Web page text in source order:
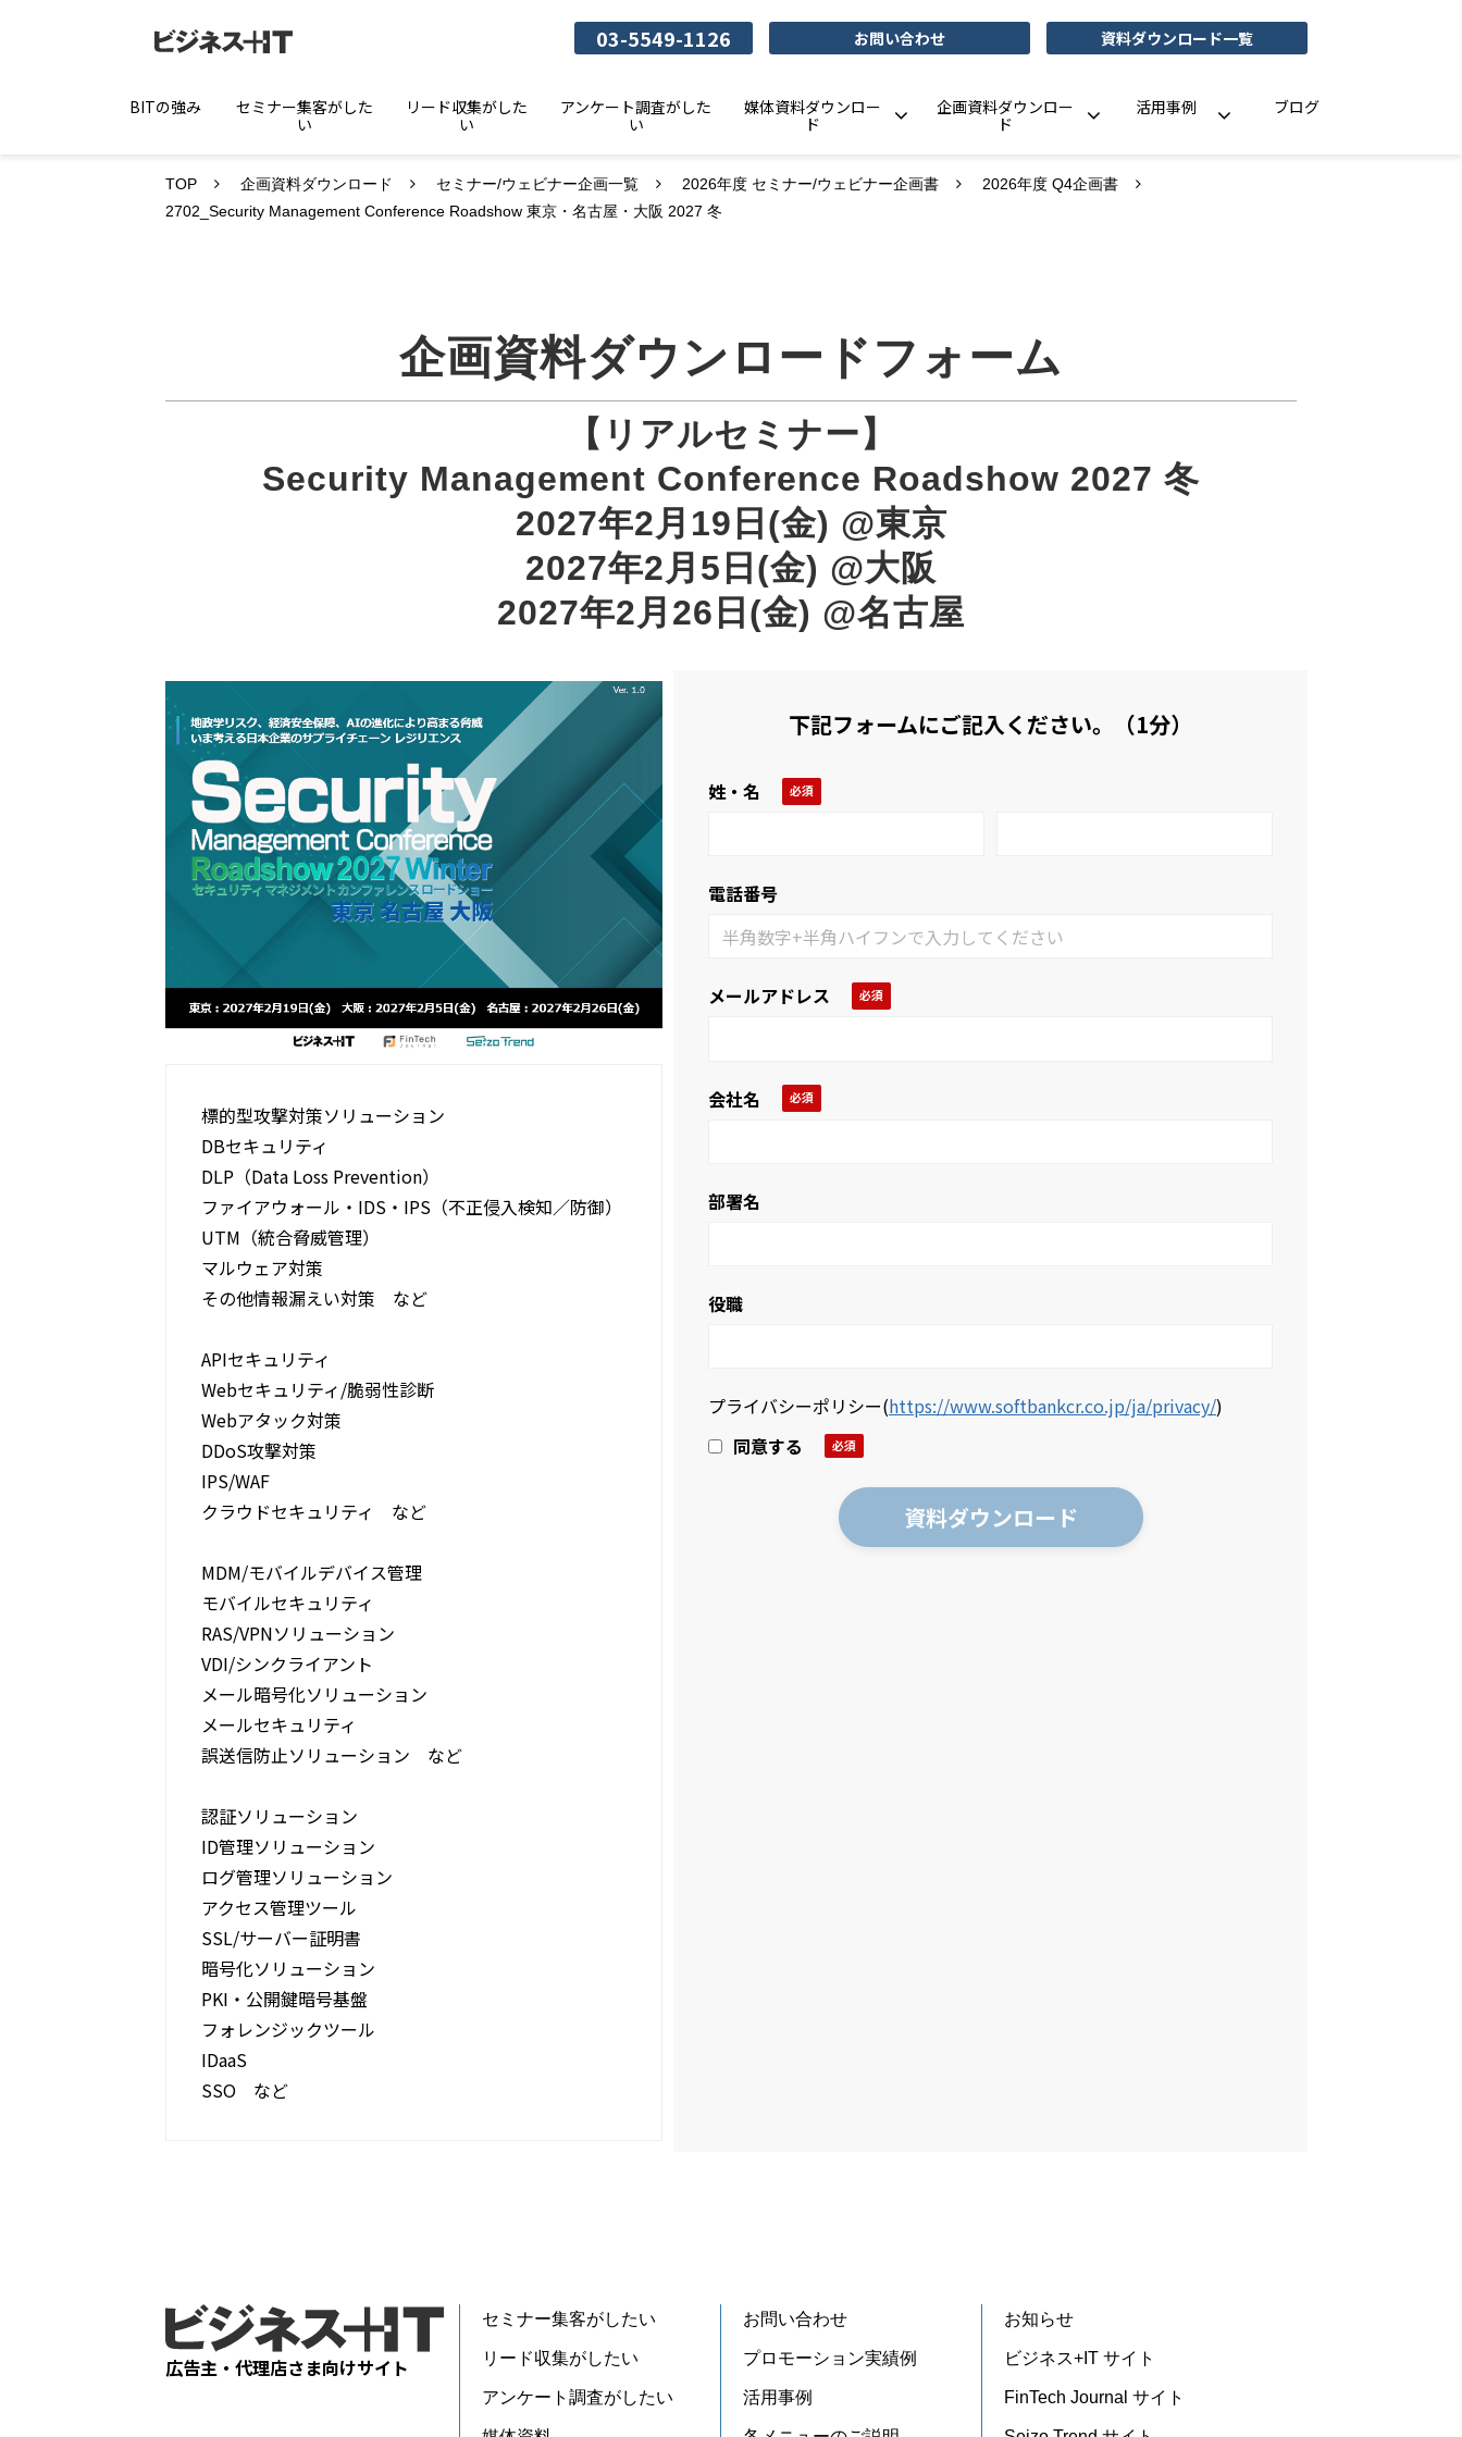
03-5549-1126 お問い合わせ 資料ダウンロード一覧
BITの強み
セミナー集客がした
い
リード収集がした
い
アンケート調査がした
い
媒体資料ダウンロー
ド
企画資料ダウンロー
ド
活用事例 ブログ
TOP 企画資料ダウンロード セミナー/ウェビナー企画一覧 2026年度 セミナー/ウェビナー企画書
2026年度 Q4企画書
2702_Security Management Conference Roadshow 東京・名古屋・大阪 2027 冬
企画資料ダウンロードフォーム
【リアルセミナー】
Security Management Conference Roadshow 2027 冬
2027年2月19日(金) @東京
2027年2月5日(金) @大阪
2027年2月26日(金) @名古屋
標的型攻撃対策ソリューション
DBセキュリティ
DLP（Data Loss Prevention）
ファイアウォール・IDS・IPS（不正侵入検知／防御）
UTM（統合脅威管理）
マルウェア対策
その他情報漏えい対策 など
APIセキュリティ
Webセキュリティ/脆弱性診断
Webアタック対策
DDoS攻撃対策
IPS/WAF
クラウドセキュリティ など
MDM/モバイルデバイス管理
モバイルセキュリティ
RAS/VPNソリューション
VDI/シンクライアント
メール暗号化ソリューション
メールセキュリティ
誤送信防止ソリューション など
認証ソリューション
ID管理ソリューション
ログ管理ソリューション
アクセス管理ツール
SSL/サーバー証明書
暗号化ソリューション
PKI・公開鍵暗号基盤
フォレンジックツール
IDaaS
SSO など
下記フォームにご記入ください。（1分）
姓・名
電話番号
メールアドレス
会社名
部署名
役職
プライバシーポリシー(https://www.softbankcr.co.jp/ja/privacy/)
同意する
広告主・代理店さま向けサイト
セミナー集客がしたい
リード収集がしたい
アンケート調査がしたい
お問い合わせ
プロモーション実績例
活用事例
お知らせ
ビジネス+IT サイト
FinTech Journal サイト